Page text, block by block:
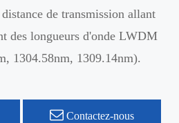
de transmission allant
des longueurs d'onde LWDM
1304.58nm, 1309.14nm).
Contactez-nous